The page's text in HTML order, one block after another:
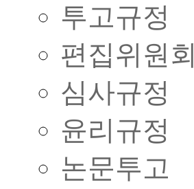
투고규정
편집위원회
심사규정
윤리규정
논문투고